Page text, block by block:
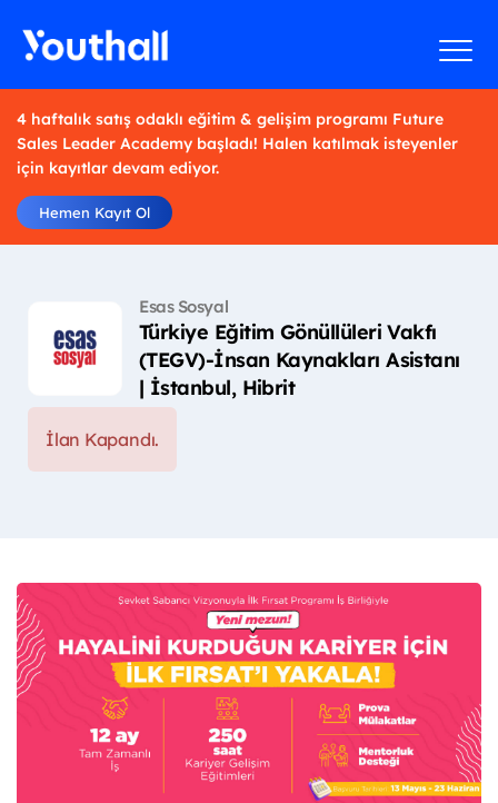
4 haftalık satış odaklı eğitim & gelişim programı Future
Sales Leader Academy başladı! Halen katılmak isteyenler
için kayıtlar devam ediyor.
Hemen Kayıt Ol
Esas Sosyal
Türkiye Eğitim Gönüllüleri Vakfı
(TEGV)-İnsan Kaynakları Asistanı
| İstanbul, Hibrit
İlan Kapandı.